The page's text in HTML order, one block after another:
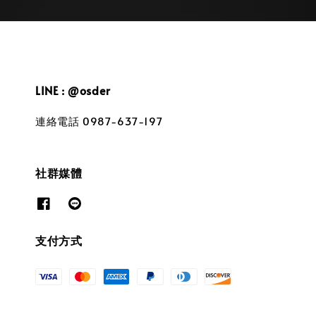
LINE : @osder
連絡電話 0987-637-197
社群媒體
支付方式